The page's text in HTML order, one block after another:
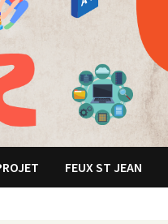
FEUX ST JEAN